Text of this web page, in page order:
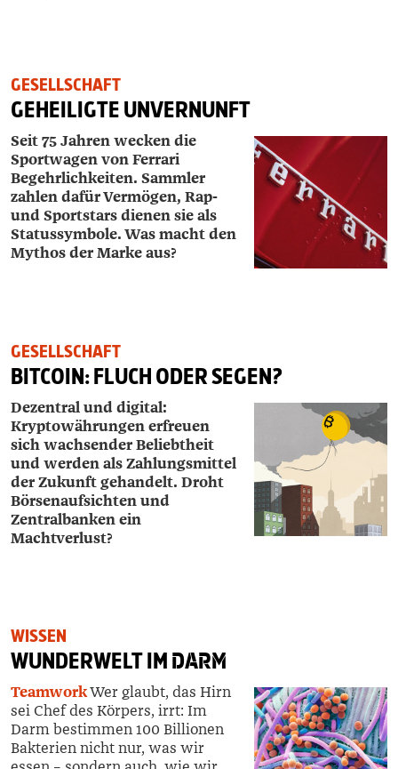
GESELLSCHAFT
GEHEILIGTE UNVERNUNFT
Seit 75 Jahren wecken die
Sportwagen von Ferrari
Begehrlichkeiten. Sammler
zahlen dafür Vermögen, Rap-
und Sportstars dienen sie als
Statussymbole. Was macht den
Mythos der Marke aus?
GESELLSCHAFT
BITCOIN: FLUCH ODER SEGEN?
Dezentral und digital:
Kryptowährungen erfreuen
sich wachsender Beliebtheit
und werden als Zahlungsmittel
der Zukunft gehandelt. Droht
Börsenaufsichten und
Zentralbanken ein
Machtverlust?
WISSEN
WUNDERWELT IMDARM
TeamworkWer glaubt, das Hirn
sei Chef des Körpers, irrt: Im
Darm bestimmen 100 Billionen
Bakterien nicht nur, was wir